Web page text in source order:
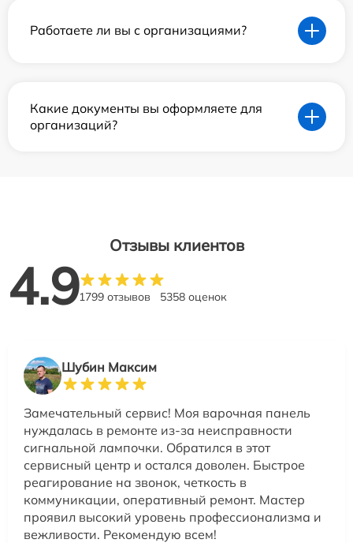
Работаете ли вы с организациями?
Какие документы вы оформляете для
организаций?
Отзывы клиентов
4.91799 отзывов 5358 оценок
Шубин Максим
Замечательный сервис! Моя варочная панель
нуждалась в ремонте из-за неисправности
сигнальной лампочки. Обратился в этот
сервисный центр и остался доволен. Быстрое
реагирование на звонок, четкость в
коммуникации, оперативный ремонт. Мастер
проявил высокий уровень профессионализма и
вежливости. Рекомендую всем!